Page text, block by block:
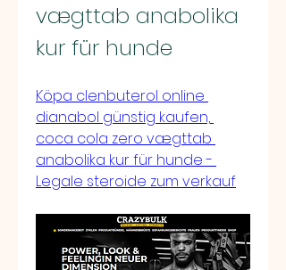
vægttab anabolika
kur für hunde
Köpa clenbuterol online
dianabol günstig kaufen,
coca cola zero vægttab
anabolika kur für hunde -
Legale steroide zum verkauf